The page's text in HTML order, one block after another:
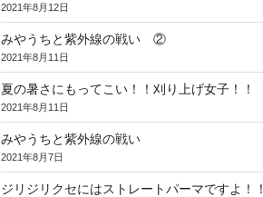
2021年8月12日
みやうちと紫外線の戦い ②
2021年8月11日
夏の暑さにもってこい！！刈り上げ女子！！
2021年8月11日
みやうちと紫外線の戦い
2021年8月7日
ジリジリクセにはストレートパーマですよ！！